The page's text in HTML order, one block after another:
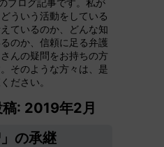
ブログ記事です。私が
ういう活動をしている
ているのか、どんな知
のか、信頼に足る弁護
んの疑問をお持ちの方
そのような方々は、是
ださい。
: 2019年2月
の承継